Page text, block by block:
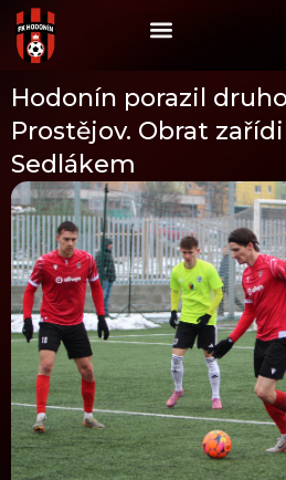
Skip
to
content
Hodonín porazil
Prostějov. Obrat
Sedlákem